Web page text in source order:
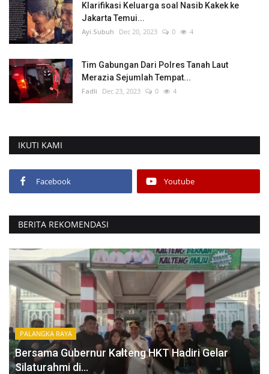
Klarifikasi Keluarga soal Nasib Kakek ke
Jakarta Temui...
Ayi.Subuh Dec 20, 2023 0 4
Tim Gabungan Dari Polres Tanah Laut
Merazia Sejumlah Tempat...
Fadli Dec 23, 2023 0 4
IKUTI KAMI
Facebook Youtube
BERITA REKOMENDASI
PALANGKA RAYA
Bersama Gubernur Kalteng HKT Hadiri Gelar
Silaturahmi di...